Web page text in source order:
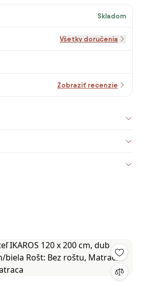
Skladom
Všetky doručenia
Zobraziť recenzie